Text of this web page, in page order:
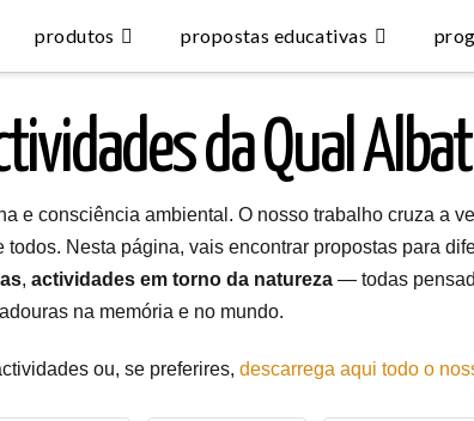
produtos propostas educativas
da Qual
e consciência ambiental. O nosso trabalho cruza a
Nesta página, vais encontrar propostas para
, actividades em torno da natureza — todas
na memória e no mundo.
ou, se preferires, descarrega aqui todo o